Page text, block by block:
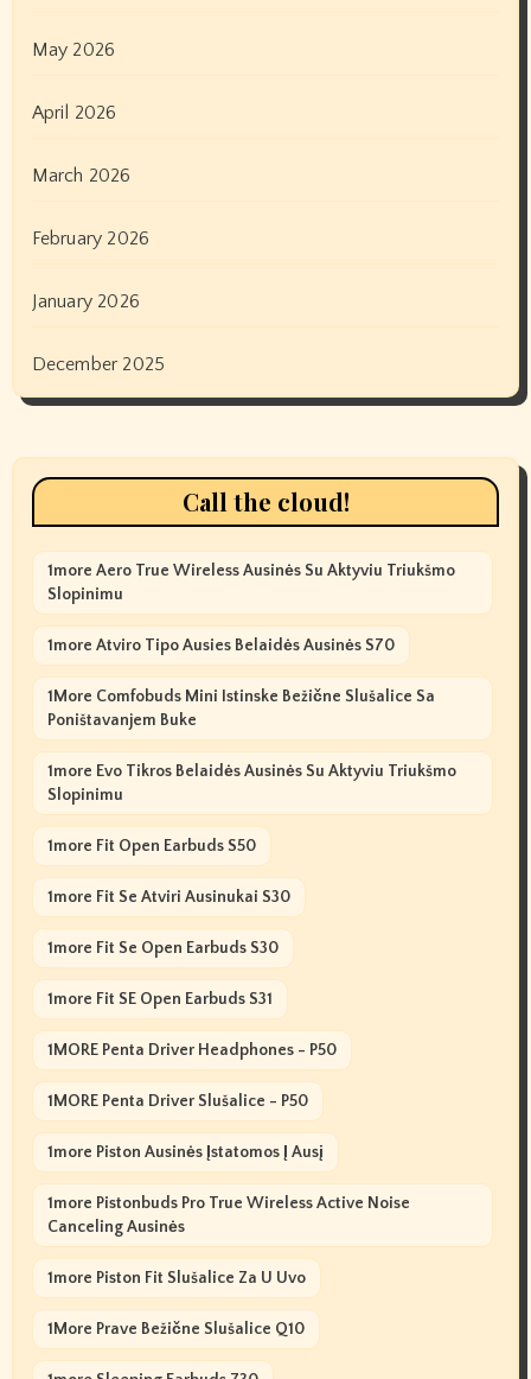
May 2026
April 2026
March 2026
February 2026
January 2026
December 2025
Call the cloud!
1more Aero True Wireless Ausinės Su Aktyviu Triukšmo
Slopinimu
1more Atviro Tipo Ausies Belaidės Ausinės S70
1More Comfobuds Mini Istinske Bežične Slušalice Sa
Poništavanjem Buke
1more Evo Tikros Belaidės Ausinės Su Aktyviu Triukšmo
Slopinimu
1more Fit Open Earbuds S50
1more Fit Se Atviri Ausinukai S30
1more Fit Se Open Earbuds S30
1more Fit SE Open Earbuds S31
1MORE Penta Driver Headphones - P50
1MORE Penta Driver Slušalice - P50
1more Piston Ausinės Įstatomos Į Ausį
1more Pistonbuds Pro True Wireless Active Noise
Canceling Ausinės
1more Piston Fit Slušalice Za U Uvo
1More Prave Bežične Slušalice Q10